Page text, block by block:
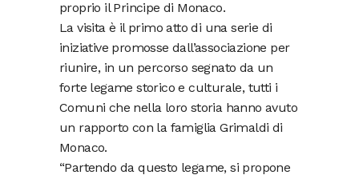
proprio il Principe di Monaco.
La visita è il primo atto di una serie di
iniziative promosse dall’associazione per
riunire, in un percorso segnato da un
forte legame storico e culturale, tutti i
Comuni che nella loro storia hanno avuto
un rapporto con la famiglia Grimaldi di
Monaco.
“Partendo da questo legame, si propone